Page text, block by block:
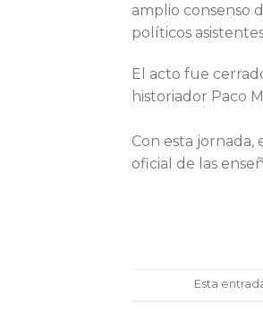
amplio consenso
políticos
El acto fue
historiador Paco
Con esta
oficial de las
Esta